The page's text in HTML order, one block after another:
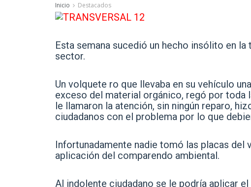
Inicio Destacados
Esta semana sucedió un hecho insólito en
sector.
Un volquete ro que llevaba en su vehículo
exceso del material orgánico, regó por toda
le llamaron la atención, sin ningún reparo,
ciudadanos con el problema por lo que
Infortunadamente nadie tomó las placas del
aplicación del comparendo ambiental.
Al indolente ciudadano se le podría aplicar